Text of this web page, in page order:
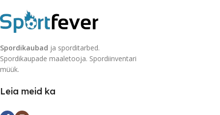
Spordikaubad ja sporditarbed.
Spordikaupade maaletooja. Spordiinventari
müük.
Leia meid ka